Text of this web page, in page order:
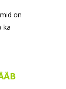
on
ka